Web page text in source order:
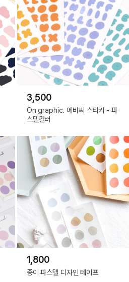
3,500
On graphic. 에비씨 스티커 - 파
스텔컬러
1,800
종이 파스텔 디자인 테이프